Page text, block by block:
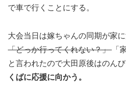
で車で行くことにする。
大会当日は嫁ちゃんの同期が家
「どっか行ってくれない？」 「
と言われたので大田原後はのん
くばに応援に向かう。